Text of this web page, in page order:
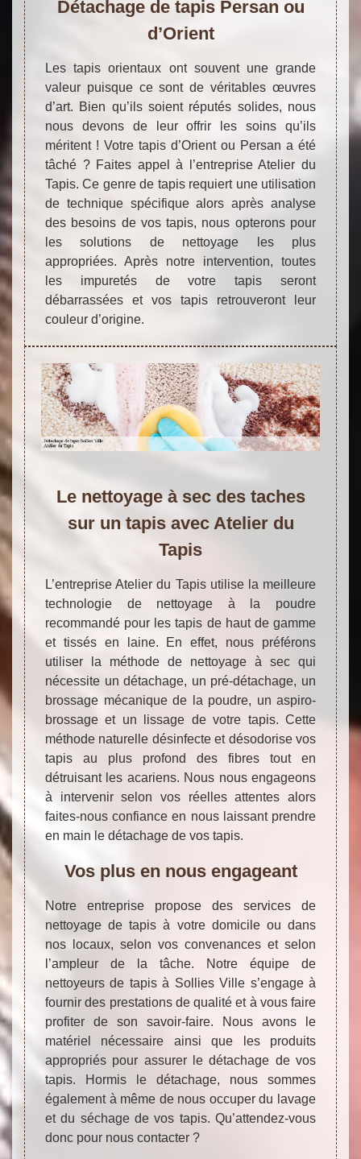
Détachage de tapis Persan ou
d’Orient
Les tapis orientaux ont souvent une grande
valeur puisque ce sont de véritables œuvres
d’art. Bien qu’ils soient réputés solides, nous
nous devons de leur offrir les soins qu’ils
méritent ! Votre tapis d’Orient ou Persan a été
tâché ? Faites appel à l’entreprise Atelier du
Tapis. Ce genre de tapis requiert une utilisation
de technique spécifique alors après analyse
des besoins de vos tapis, nous opterons pour
les solutions de nettoyage les plus
appropriées. Après notre intervention, toutes
les impuretés de votre tapis seront
débarrassées et vos tapis retrouveront leur
couleur d’origine.
Le nettoyage à sec des taches
sur un tapis avec Atelier du
Tapis
L’entreprise Atelier du Tapis utilise la meilleure
technologie de nettoyage à la poudre
recommandé pour les tapis de haut de gamme
et tissés en laine. En effet, nous préférons
utiliser la méthode de nettoyage à sec qui
nécessite un détachage, un pré-détachage, un
brossage mécanique de la poudre, un aspiro-
brossage et un lissage de votre tapis. Cette
méthode naturelle désinfecte et désodorise vos
tapis au plus profond des fibres tout en
détruisant les acariens. Nous nous engageons
à intervenir selon vos réelles attentes alors
faites-nous confiance en nous laissant prendre
en main le détachage de vos tapis.
Vos plus en nous engageant
Notre entreprise propose des services de
nettoyage de tapis à votre domicile ou dans
nos locaux, selon vos convenances et selon
l’ampleur de la tâche. Notre équipe de
nettoyeurs de tapis à Sollies Ville s’engage à
fournir des prestations de qualité et à vous faire
profiter de son savoir-faire. Nous avons le
matériel nécessaire ainsi que les produits
appropriés pour assurer le détachage de vos
tapis. Hormis le détachage, nous sommes
également à même de nous occuper du lavage
et du séchage de vos tapis. Qu’attendez-vous
donc pour nous contacter ?